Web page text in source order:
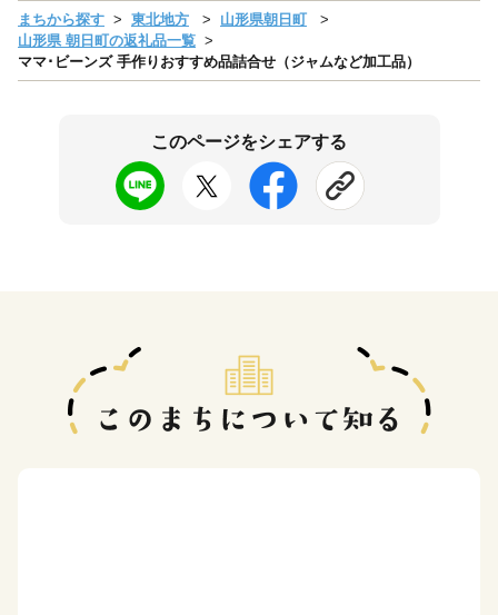
まちから探す 東北地方
山形県朝日町
山形県 朝日町の返礼品一覧
ママ･ビーンズ 手作りおすすめ品詰合せ（ジャムなど加工品）
このページをシェアする